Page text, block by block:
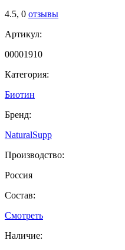
4.5, 0 отзывы
Артикул:
00001910
Категория:
Биотин
Бренд:
NaturalSupp
Производство:
Россия
Состав:
Смотреть
Наличие: